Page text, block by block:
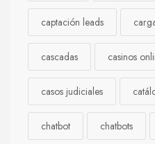
captación leads
cascadas casinos
casos judiciales
chatbot chatbots